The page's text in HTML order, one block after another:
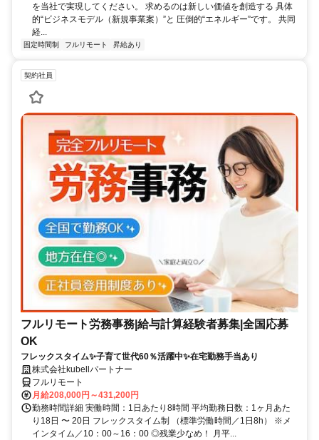
を当社で実現してください。 求めるのは新しい価値を創造する 具体
的“ビジネスモデル（新規事業案）”と 圧倒的“エネルギー”です。 共同
経...
固定時間制 フルリモート 昇給あり
契約社員
フルリモート労務事務|給与計算経験者募集|全国応募
OK
フレックスタイム✨子育て世代60％活躍中✨在宅勤務手当あり
株式会社kubellパートナー
フルリモート
月給208,000円～431,200円
勤務時間詳細 実働時間：1日あたり8時間 平均勤務日数：1ヶ月あた
り18日 〜 20日 フレックスタイム制 （標準労働時間／1日8h） ※メ
インタイム／10：00～16：00 ◎残業少なめ！ 月平...